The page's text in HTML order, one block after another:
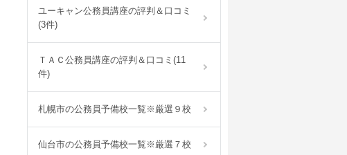
ユーキャン公務員講座の評判＆口コミ
(3件)
ＴＡＣ公務員講座の評判＆口コミ(11
件)
札幌市の公務員予備校一覧※厳選９校
仙台市の公務員予備校一覧※厳選７校